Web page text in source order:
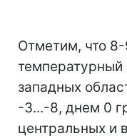
Отметим, что
западных
-3...-8, днем 0
центральных и